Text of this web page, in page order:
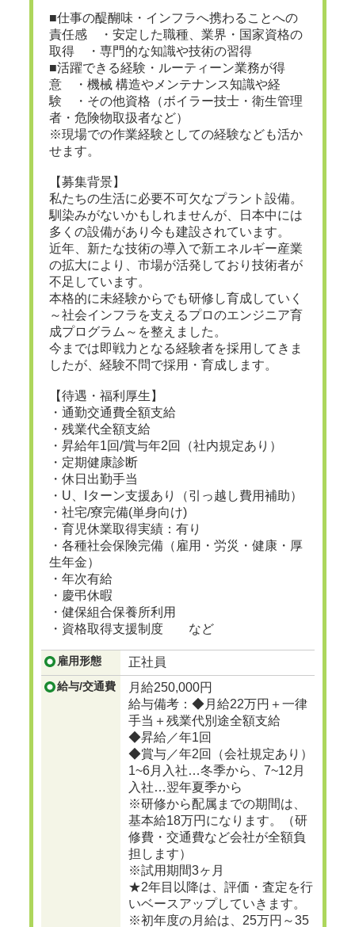
■仕事の醍醐味・インフラへ携わることへの
責任感 ・安定した職種、業界・国家資格の
取得 ・専門的な知識や技術の習得
■活躍できる経験・ルーティーン業務が得
意 ・機械 構造やメンテナンス知識や経
験 ・その他資格（ボイラー技士・衛生管理
者・危険物取扱者など）
※現場での作業経験としての経験なども活か
せます。
【募集背景】
私たちの生活に必要不可欠なプラント設備。
馴染みがないかもしれませんが、日本中には
多くの設備があり今も建設されています。
近年、新たな技術の導入で新エネルギー産業
の拡大により、市場が活発しており技術者が
不足しています。
本格的に未経験からでも研修し育成していく
～社会インフラを支えるプロのエンジニア育
成プログラム～を整えました。
今までは即戦力となる経験者を採用してきま
したが、経験不問で採用・育成します。
【待遇・福利厚生】
・通勤交通費全額支給
・残業代全額支給
・昇給年1回/賞与年2回（社内規定あり）
・定期健康診断
・休日出勤手当
・U、Iターン支援あり（引っ越し費用補助）
・社宅/寮完備(単身向け)
・育児休業取得実績：有り
・各種社会保険完備（雇用・労災・健康・厚
生年金）
・年次有給
・慶弔休暇
・健保組合保養所利用
・資格取得支援制度 など
雇用形態 正社員
給与/交通費
月給250,000円
給与備考：◆月給22万円＋一律
手当＋残業代別途全額支給
◆昇給／年1回
◆賞与／年2回（会社規定あり）
1~6月入社…冬季から、7~12月
入社…翌年夏季から
※研修から配属までの期間は、
基本給18万円になります。（研
修費・交通費など会社が全額負
担します）
※試用期間3ヶ月
★2年目以降は、評価・査定を行
いベースアップしていきます。
※初年度の月給は、25万円～35